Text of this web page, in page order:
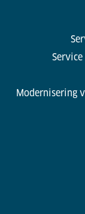
Modernisering